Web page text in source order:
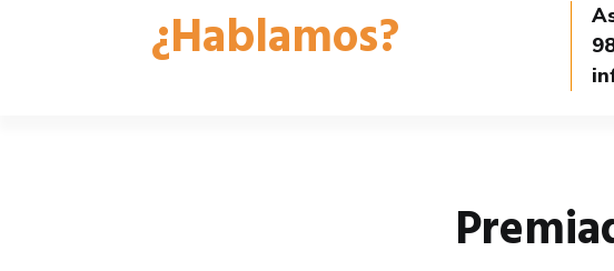
¿Hablamos?